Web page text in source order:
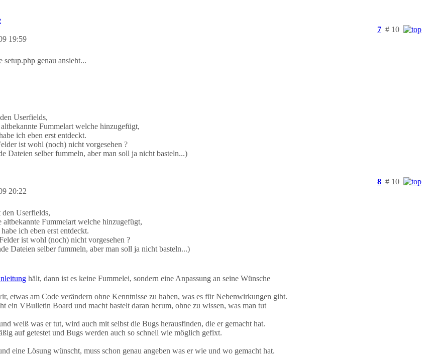
7 # 10
19:59
setup.php genau ansieht...
Userfields,
Fummelart welche hinzugefügt,
ich eben erst entdeckt.
ist wohl (noch) nicht vorgesehen ?
Dateien selber fummeln, aber man soll ja nicht basteln...)
8 # 10
20:22
Userfields,
Fummelart welche hinzugefügt,
ich eben erst entdeckt.
ist wohl (noch) nicht vorgesehen ?
Dateien selber fummeln, aber man soll ja nicht basteln...)
hält, dann ist es keine Fummelei, sondern eine Anpassung an seine Wünsche
etwas am Code verändern ohne Kenntnisse zu haben, was es für Nebenwirkungen gibt.
ein VBulletin Board und macht bastelt daran herum, ohne zu wissen, was man tut
weiß was er tut, wird auch mit selbst die Bugs herausfinden, die er gemacht hat.
auf getestet und Bugs werden auch so schnell wie möglich gefixt.
eine Lösung wünscht, muss schon genau angeben was er wie und wo gemacht hat.